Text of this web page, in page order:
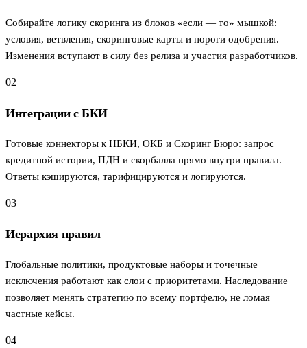
Собирайте логику скоринга из блоков «если — то» мышкой:
условия, ветвления, скоринговые карты и пороги одобрения.
Изменения вступают в силу без релиза и участия разработчиков.
02
Интеграции с БКИ
Готовые коннекторы к НБКИ, ОКБ и Скоринг Бюро: запрос
кредитной истории, ПДН и скорбалла прямо внутри правила.
Ответы кэшируются, тарифицируются и логируются.
03
Иерархия правил
Глобальные политики, продуктовые наборы и точечные
исключения работают как слои с приоритетами. Наследование
позволяет менять стратегию по всему портфелю, не ломая
частные кейсы.
04